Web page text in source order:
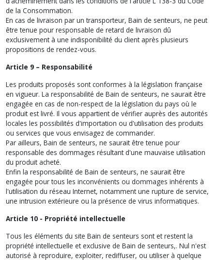
de la Consommation.
En cas de livraison par un transporteur, Bain de senteurs, ne peut
être tenue pour responsable de retard de livraison dû
exclusivement à une indisponibilité du client après plusieurs
propositions de rendez-vous.
Article 9 – Responsabilité
Les produits proposés sont conformes à la législation française
en vigueur. La responsabilité de Bain de senteurs, ne saurait être
engagée en cas de non-respect de la législation du pays où le
produit est livré. Il vous appartient de vérifier auprès des autorités
locales les possibilités d'importation ou d'utilisation des produits
ou services que vous envisagez de commander.
Par ailleurs, Bain de senteurs, ne saurait être tenue pour
responsable des dommages résultant d'une mauvaise utilisation
du produit acheté.
Enfin la responsabilité de Bain de senteurs, ne saurait être
engagée pour tous les inconvénients ou dommages inhérents à
l'utilisation du réseau Internet, notamment une rupture de service,
une intrusion extérieure ou la présence de virus informatiques.
Article 10 - Propriété intellectuelle
Tous les éléments du site Bain de senteurs sont et restent la
propriété intellectuelle et exclusive de Bain de senteurs,. Nul n'est
autorisé à reproduire, exploiter, rediffuser, ou utiliser à quelque